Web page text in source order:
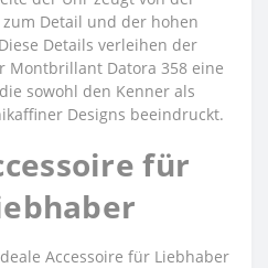
Detail und der hohen
Details verleihen der
Montbrillant Datora 358 eine
sowohl den Kenner als
Designs beeindruckt.
für
Accessoire für Liebhaber